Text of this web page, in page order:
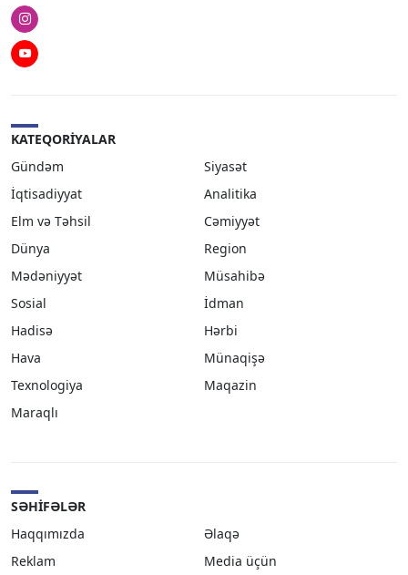
Instagram
Youtube
KATEQORIYALAR
Gündəm
Siyasət
İqtisadiyyat
Analitika
Elm və Təhsil
Cəmiyyət
Dünya
Region
Mədəniyyət
Müsahibə
Sosial
İdman
Hadisə
Hərbi
Hava
Münaqişə
Texnologiya
Maqazin
Maraqlı
SƏHIFƏLƏR
Haqqımızda
Əlaqə
Reklam
Media üçün